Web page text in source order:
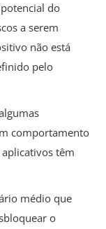
do
a serem
não está
pelo
comportamento
têm
médio que
o